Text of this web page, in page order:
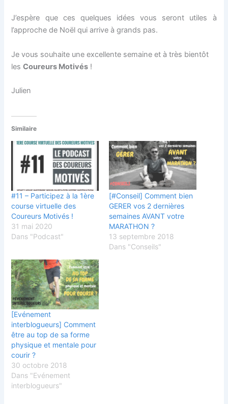
J’espère que ces quelques idées vous seront utiles à
l’approche de Noël qui arrive à grands pas.
Je vous souhaite une excellente semaine et à très bientôt
lesCoureurs Motivés !
Julien
Similaire
#11 – Participez à la 1ère
course virtuelle des
Coureurs Motivés !
31 mai 2020
Dans "Podcast"
[#Conseil] Comment bien
GERER vos 2 dernières
semaines AVANT votre
MARATHON ?
13 septembre 2018
Dans "Conseils"
[Evénement
interblogueurs] Comment
être au top de sa forme
physique et mentale pour
courir ?
30 octobre 2018
Dans "Evénement
interblogueurs"